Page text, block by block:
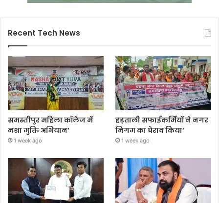
Recent Tech News
समस्तीपुर महिला कॉलेज में
नशा मुक्ति अभियान’
1 week ago
हड़ताली सफाईकर्मियों ने नगर
निगम का घेराव किया’
1 week ago